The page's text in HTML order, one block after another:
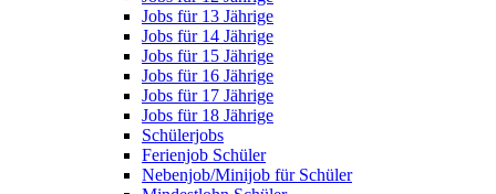
Jobs für 13 Jährige
Jobs für 14 Jährige
Jobs für 15 Jährige
Jobs für 16 Jährige
Jobs für 17 Jährige
Jobs für 18 Jährige
Schülerjobs
Ferienjob Schüler
Nebenjob/Minijob für Schüler